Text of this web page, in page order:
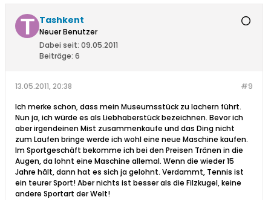
Tashkent
Neuer Benutzer
Dabei seit: 09.05.2011
Beiträge: 6
#9
13.05.2011, 20:38
Ich merke schon, dass mein Museumsstück zu lachern führt.
Nun ja, ich würde es als Liebhaberstück bezeichnen. Bevor ich
aber irgendeinen Mist zusammenkaufe und das Ding nicht
zum Laufen bringe werde ich wohl eine neue Maschine kaufen.
Im Sportgeschäft bekomme ich bei den Preisen Tränen in die
Augen, da lohnt eine Maschine allemal. Wenn die wieder 15
Jahre hält, dann hat es sich ja gelohnt. Verdammt, Tennis ist
ein teurer Sport! Aber nichts ist besser als die Filzkugel, keine
andere Sportart der Welt!